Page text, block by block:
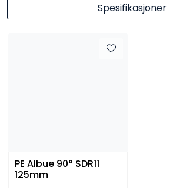
Spesifikasjoner
PE Albue 90° SDR11
125mm